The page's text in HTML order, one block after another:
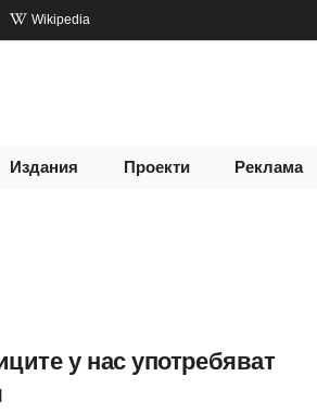
Wikipedia
Издания Проекти Реклама
у нас употребяват